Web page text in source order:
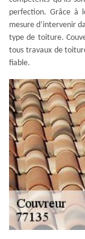
perfection. Grâce à
mesure d’intervenir
type de toiture.
tous travaux de
fiable.